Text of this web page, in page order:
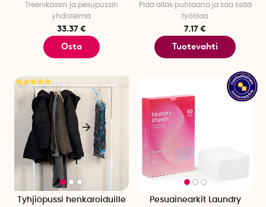
Treenikassin ja pesupussin
yhdistelmä
33.37 €
Osta
Pidä allas puhtaana ja saa lisää
työtilaa
7.17 €
Tuotevahti
Tyhjiöpussi henkaroiduille
Pesuainearkit Laundry